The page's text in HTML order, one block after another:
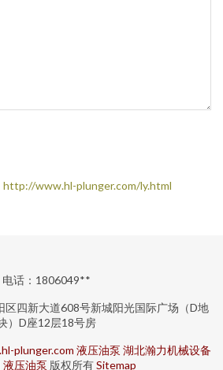
http://www.hl-plunger.com/ly.html
电话：1806049**
区四新大道608号新城阳光国际广场（D地
）D座12层18号房
plunger.com 液压油泵 湖北瀚力机械设备
液压油泵 版权所有Sitemap